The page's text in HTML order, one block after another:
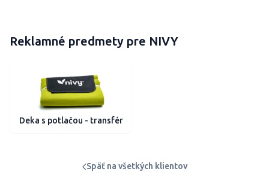
Reklamné predmety pre NIVY
Deka s potlačou - transfér
Späť na všetkých klientov